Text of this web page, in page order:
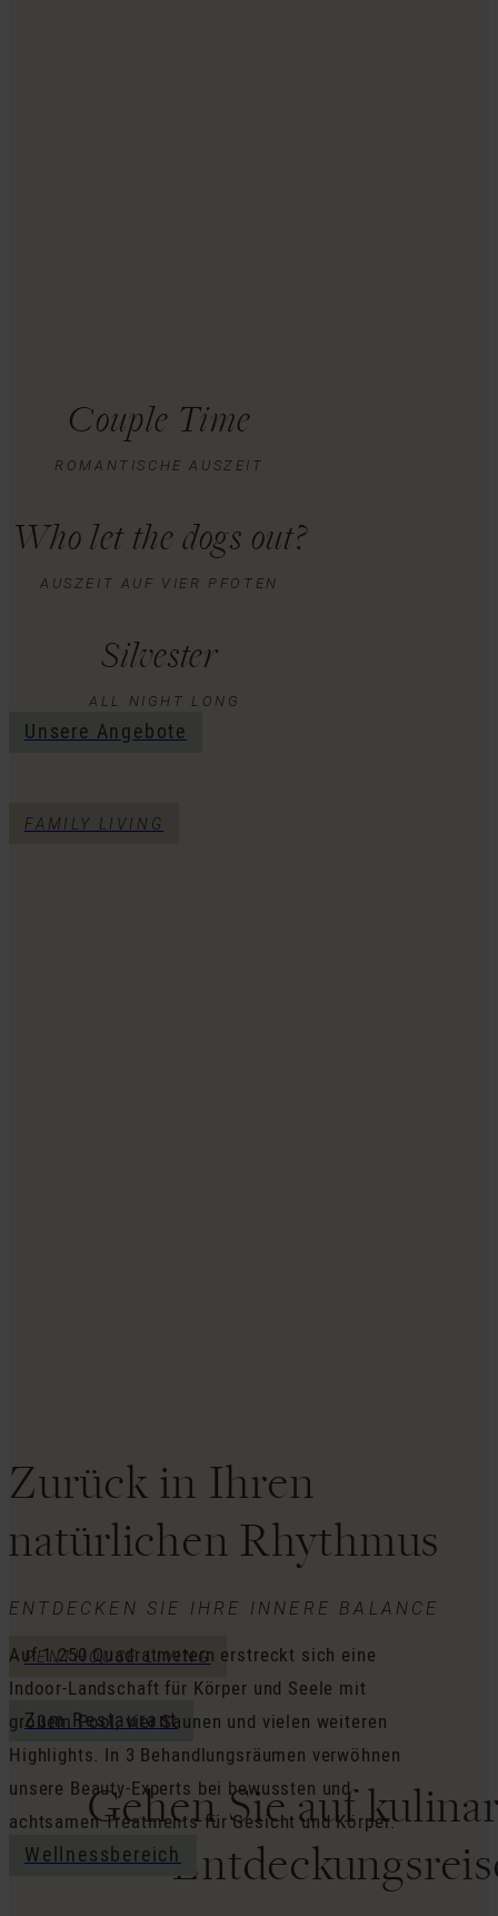
FAMILY LIVING
PENTHOUSE LIVING
Couple Time
ROMANTISCHE AUSZEIT
Who let the dogs out?
AUSZEIT AUF VIER PFOTEN
Silvester
ALL NIGHT LONG
Unsere Angebote
Zum Restaurant
Gehen Sie auf
Zurück in Ihren
natürlichen Rhythmus
ENTDECKEN SIE IHRE INNERE BALANCE
Auf 1.250 Quadratmetern erstreckt sich eine
Indoor-Landschaft für Körper und Seele mit
großem Pool, vier Saunen und vielen weiteren
Highlights. In 3 Behandlungsräumen verwöhnen
unsere Beauty-Experts bei bewussten und
achtsamen Treatments für Gesicht und Körper.
Wellnessbereich